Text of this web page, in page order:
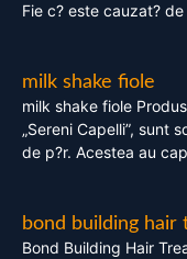
Fie c? este cauzat?
milk shake fiole
milk shake fiole
„Sereni Capelli”, sunt
de p?r. Acestea au
bond building hair
Bond Building Hair